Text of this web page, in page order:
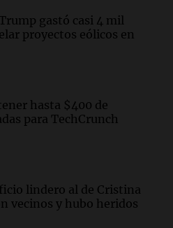
gastó casi 4 mil
proyectos eólicos en
hasta $400 de
para TechCrunch
lindero al de Cristina
vecinos y hubo heridos